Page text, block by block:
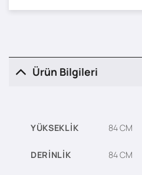
Ürün Bilgileri
YÜKSEKLIK 84 CM
DERINLIK 84 CM